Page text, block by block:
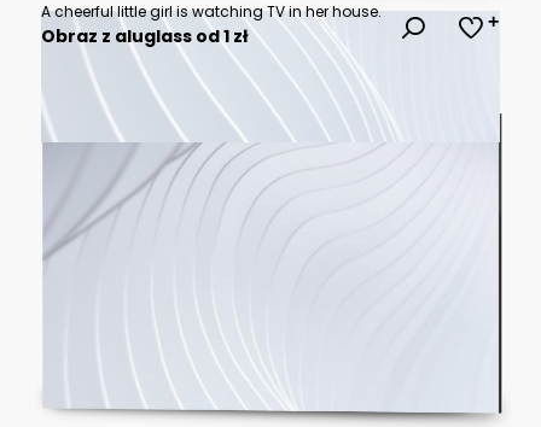
A cheerful little girl is watching TV in her house.
Obraz z aluglass od 1 zł